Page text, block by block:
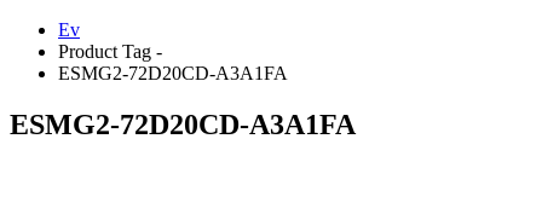
Ev
Product Tag -
ESMG2-72D20CD-A3A1FA
ESMG2-72D20CD-A3A1FA